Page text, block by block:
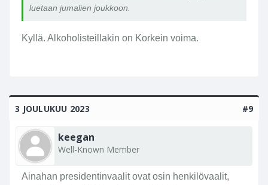
luetaan jumalien joukkoon.
Kyllä. Alkoholisteillakin on Korkein voima.
3 JOULUKUU 2023 #9
keegan
Well-Known Member
Ainahan presidentinvaalit ovat osin henkilövaalit,